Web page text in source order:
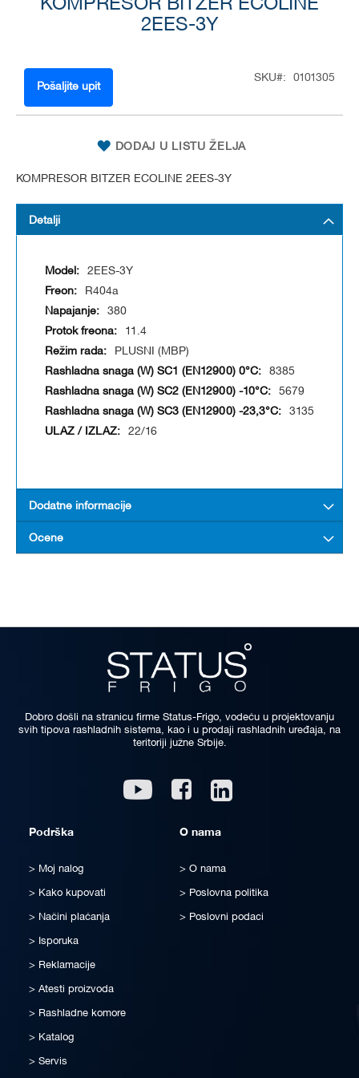
KOMPRESOR BITZER ECOLINE
2EES-3Y
Pošaljite upit
SKU 0101305
DODAJ U LISTU ŽELJA
KOMPRESOR BITZER ECOLINE 2EES-3Y
images
Detalji
2EES-3Y
R404a
380
11.4
PLUSNI (MBP)
8385
5679
3135
22/16
Dodatne informacije
Ocene
Dobro došli na stranicu firme Status-Frigo, vodeću u projektovanju
svih tipova rashladnih sistema, kao i u prodaji rashladnih uređaja, na
teritoriji južne Srbije.
Youtube Facebook
Podrška
Moj nalog
Kako kupovati
Načini plaćanja
Isporuka
Reklamacije
Atesti proizvoda
Rashladne komore
Katalog
Servis
O nama
O nama
Poslovna politika
Poslovni podaci